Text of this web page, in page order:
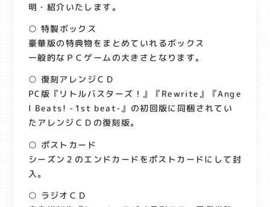
明・紹介いたします。
○ 特製ボックス
豪華版の特典物をまとめていれるボックス
一般的なＰＣゲームの大きさとなります。
○ 復刻アレンジＣＤ
PC版『リトルバスターズ！』『Rewrite』『Ange
l Beats! -1st beat-』の初回版に同梱されてい
たアレンジＣＤの復刻版。
○ ポストカード
シーズン２のエンドカードをポストカードにして封
入。
○ ラジオＣＤ